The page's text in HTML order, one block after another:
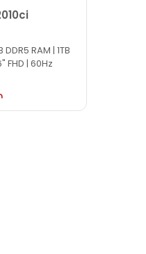
RAM | 1TB
FHD | 60Hz